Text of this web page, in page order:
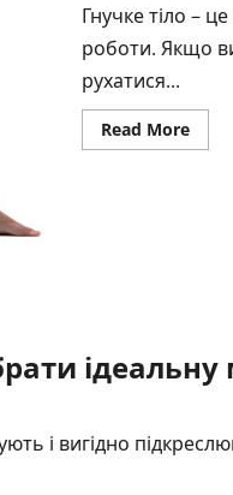
Гнучке тіло –
роботи. Якщо
рухатися...
Read MoreRead
more
і вигідно